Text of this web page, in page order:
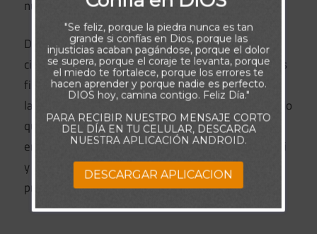
nuestra salvación.
Del mismo modo, el Padre permite las
circunstancias que estás viviendo también para Sus
fines mayores. No se trata de la persona que toma
la decisión, aunque parezca que tanto depende de lo
que elija. Se trata más bien de que confíes en Dios
en medio de esta situación y le permitas obrar en ti
y a través de ti. Así que ten fe en el Padre y ten
presente que tu justicia última vendrá de Él.
"Se feliz, porque la piedra nunca es tan
grande si confías en Dios, porque las
injusticias acaban pagándose, porque el dolor
se supera, porque el coraje te levanta, porque
el miedo te fortalece, porque los errores te
hacen aprender y porque nadie es perfecto.
DIOS hoy, camina contigo. Feliz Día."
PARA RECIBIR NUESTRO MENSAJE CORTO
DEL DÍA EN TU CELULAR, DESCARGA
NUESTRA APLICACIÓN ANDROID.
DESCARGAR APLICACION